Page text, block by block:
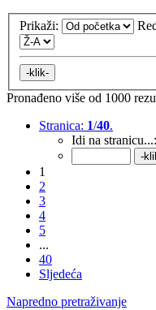
Prikaži:
Pronađeno više od 1000
Stranica: 1/40.
Idi na stranicu...:
1
2
3
4
5
...
40
Sljedeća
Napredno pretraživanje